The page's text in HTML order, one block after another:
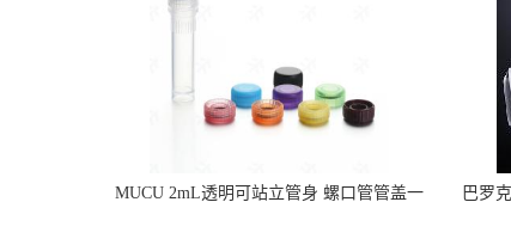
MUCU 2mL透明可站立管身 螺口管管盖一
巴罗